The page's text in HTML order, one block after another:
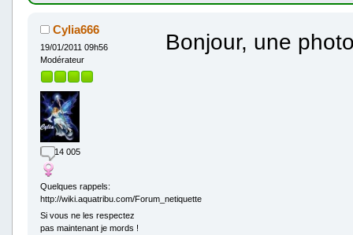
Cylia666
19/01/2011 09h56
Modérateur
14 005
Quelques rappels:
http://wiki.aquatribu.com/Forum_netiquette
Si vous ne les respectez
pas maintenant je mords !
Bonjour, une